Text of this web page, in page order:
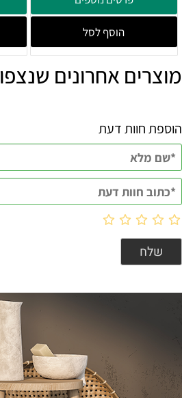
הוסף לסל
מוצרים אחרונים שנצפו
הוספת חוות דעת